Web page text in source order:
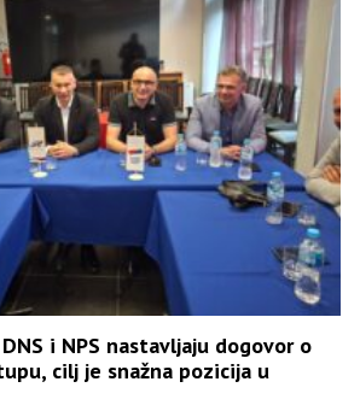
i NPS nastavljaju dogovor o
cilj je snažna pozicija u